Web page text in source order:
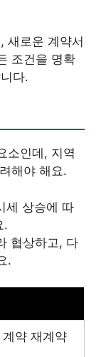
새로운 계약서
조건을 명확
다.
소인데, 지역
해야 해요.
세 상승에 따
.
협상하고, 다
.
약 재계약